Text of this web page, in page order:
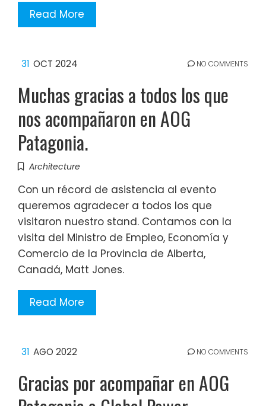
Read More
31 OCT 2024 NO COMMENTS
Muchas gracias a todos los que
nos acompañaron en AOG
Patagonia.
Architecture
Con un récord de asistencia al evento
queremos agradecer a todos los que
visitaron nuestro stand. Contamos con la
visita del Ministro de Empleo, Economía y
Comercio de la Provincia de Alberta,
Canadá, Matt Jones.
Read More
31 AGO 2022 NO COMMENTS
Gracias por acompañar en AOG